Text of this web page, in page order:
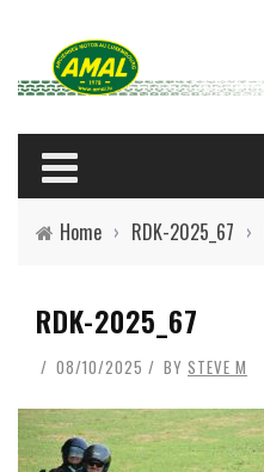
Home › RDK-2025_67 ›
RDK-2025_67
08/10/2025 BY STEVE M